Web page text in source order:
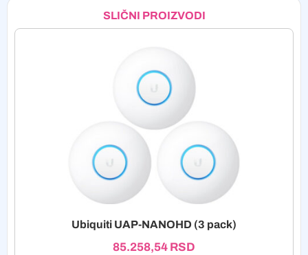
SLIČNI PROIZVODI
Ubiquiti UAP-NANOHD (3 pack)
85.258,54 RSD